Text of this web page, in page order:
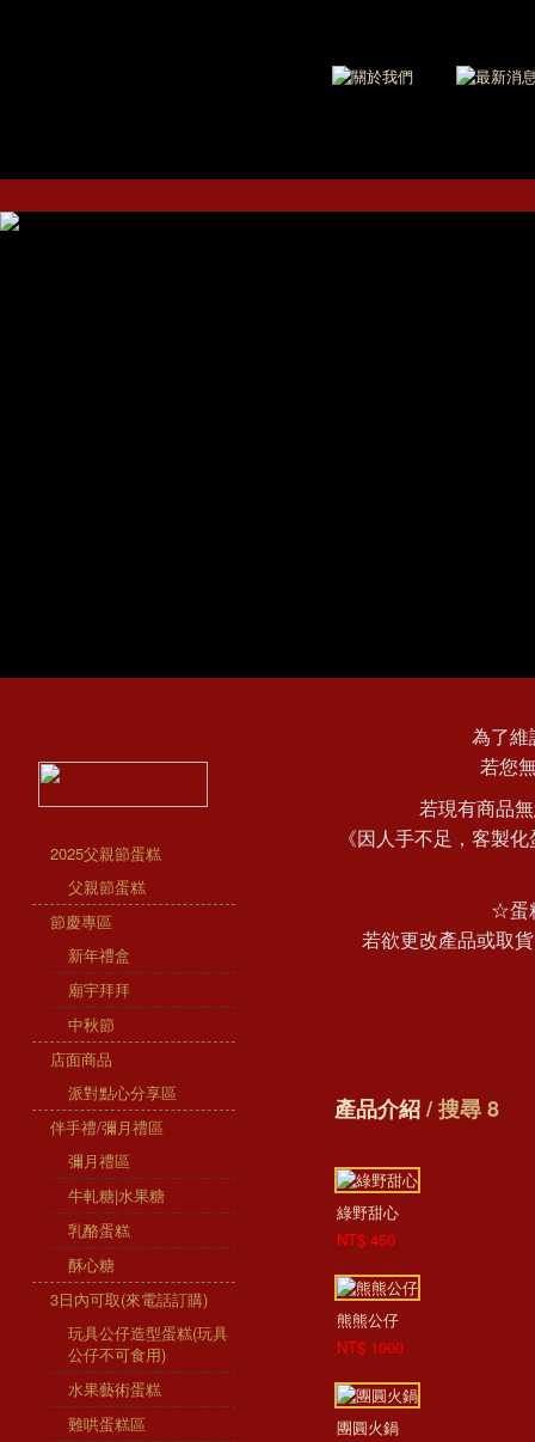
2025父親節蛋糕
父親節蛋糕
節慶專區
新年禮盒
廟宇拜拜
中秋節
店面商品
派對點心分享區
伴手禮/彌月禮區
彌月禮區
牛軋糖|水果糖
乳酪蛋糕
酥心糖
3日內可取(來電話訂購)
玩具公仔造型蛋糕(玩具
公仔不可食用)
水果藝術蛋糕
難哄蛋糕區
為了維
若您
若現有商品
《因人手不足，客製
☆蛋
若欲更改產品或取
產品介紹/ 搜尋 8
綠野甜心
NT$ 450
熊熊公仔
NT$ 1000
團圓火鍋